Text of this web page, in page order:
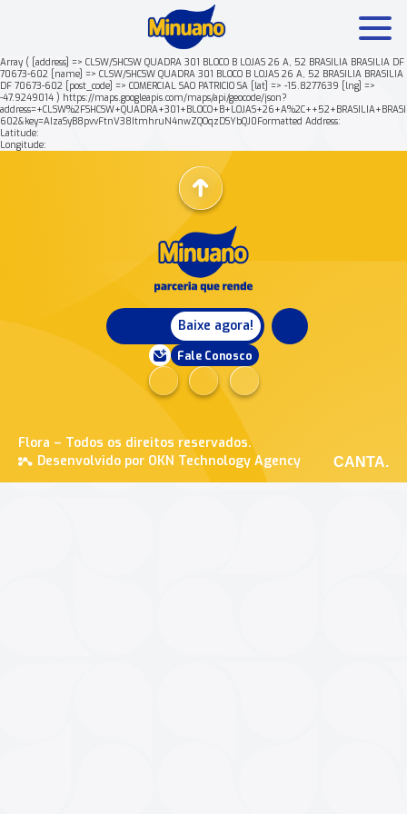
Array ( [address] => CLSW/SHCSW QUADRA 301 BLOCO B LOJAS 26 A, 52 BRASILIA BRASILIA DF
70673-602 [name] => CLSW/SHCSW QUADRA 301 BLOCO B LOJAS 26 A, 52 BRASILIA BRASILIA
DF 70673-602 [post_code] => COMERCIAL SAO PATRICIO SA [lat] => -15.8277639 [lng] =>
-47.9249014 ) https://maps.googleapis.com/maps/api/geocode/json?
602&key=AIzaSyB8pvvFtnV38ItmhruN4nwZQOqzDSYbQJ0Formatted Address:
Latitude:
Longitude:
Baixe agora!
Fale Conosco
Flora – Todos os direitos reservados.
Desenvolvido por OKN Technology Agency
CANTA.
Mais buscados: Produtos Minuano Rende + Nossa